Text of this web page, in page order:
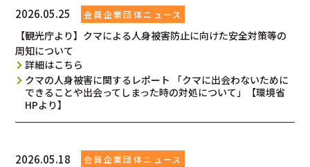
2026.05.25
【観光庁より】クマによる人身被害防止に向けた安全対策等の
周知について
詳細はこちら
クマの人身被害に関するレポート 「クマに出会わないために
できることや出会ってしまった時の対処について」【環境省
HPより】
2026.05.18